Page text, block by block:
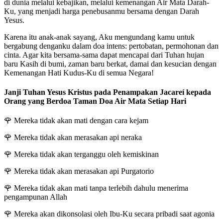
di dunia melalui kebajikan, melalui kemenangan Air Mata Darah-
Ku, yang menjadi harga penebusanmu bersama dengan Darah
Yesus.
Karena itu anak-anak sayang, Aku mengundang kamu untuk
bergabung denganku dalam doa intens: pertobatan, permohonan dan
cinta. Agar kita bersama-sama dapat mencapai dari Tuhan hujan
baru Kasih di bumi, zaman baru berkat, damai dan kesucian dengan
Kemenangan Hati Kudus-Ku di semua Negara!
Janji Tuhan Yesus Kristus pada Penampakan Jacareí kepada
Orang yang Berdoa Taman Doa Air Mata Setiap Hari
🌹 Mereka tidak akan mati dengan cara kejam
🌹 Mereka tidak akan merasakan api neraka
🌹 Mereka tidak akan terganggu oleh kemiskinan
🌹 Mereka tidak akan merasakan api Purgatorio
🌹 Mereka tidak akan mati tanpa terlebih dahulu menerima
pengampunan Allah
🌹 Mereka akan dikonsolasi oleh Ibu-Ku secara pribadi saat agonia